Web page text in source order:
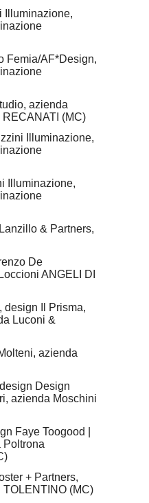
Illuminazione,
Femia/AF*Design,
azienda
(MC)
Illuminazione,
Illuminazione,
& Partners,
De
ANGELI DI
design Il Prisma,
Luconi &
azienda
Design
azienda Moschini
Faye Toogood |
Poltrona
+ Partners,
(MC)